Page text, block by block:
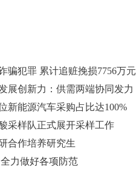
骗犯罪 累计追赃挽损7756万元
展创新力：供需两端协同发力
新能源汽车采购占比达100%
采样队正式展开采样工作
合作培养研究生
力做好各项防范